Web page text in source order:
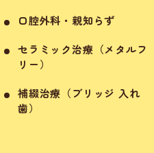
口腔外科・親知らず
セラミック治療（メタルフ
リー）
補綴治療（ブリッジ 入れ
歯）